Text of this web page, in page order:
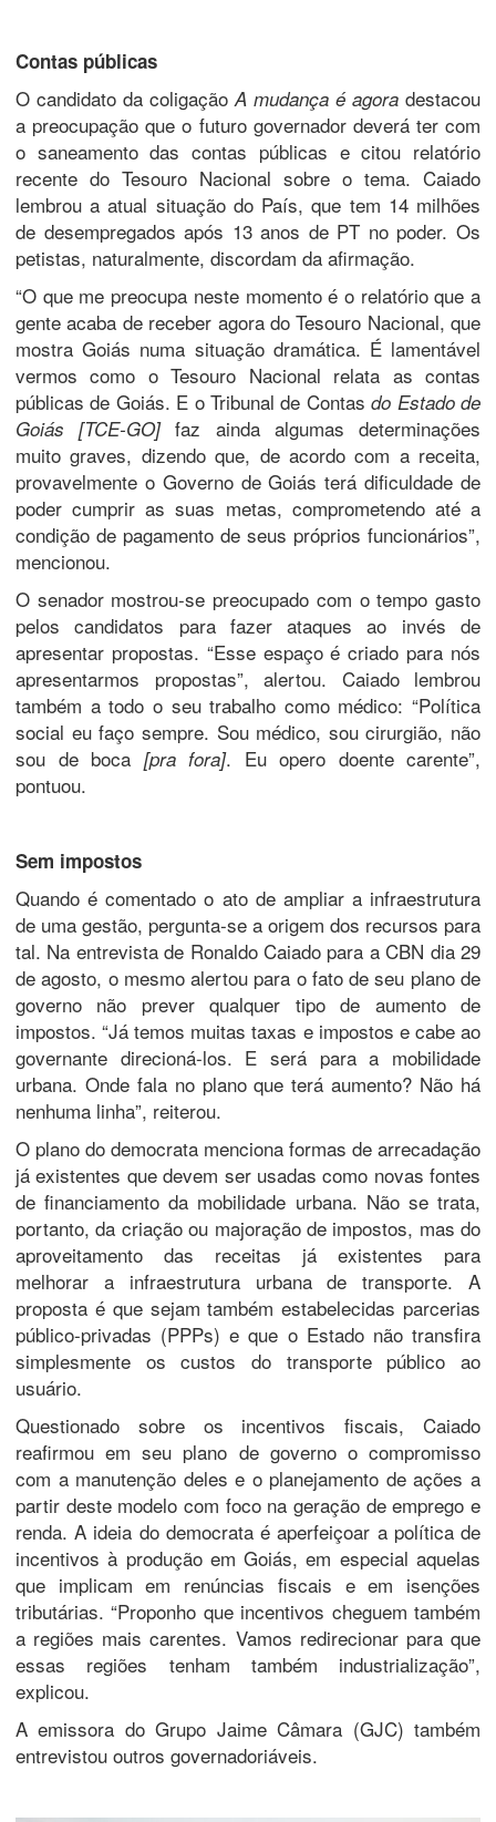
Contas públicas
O candidato da coligação A mudança é agora destacou
a preocupação que o futuro governador deverá ter com
o saneamento das contas públicas e citou relatório
recente do Tesouro Nacional sobre o tema. Caiado
lembrou a atual situação do País, que tem 14 milhões
de desempregados após 13 anos de PT no poder. Os
petistas, naturalmente, discordam da afirmação.
“O que me preocupa neste momento é o relatório que a
gente acaba de receber agora do Tesouro Nacional, que
mostra Goiás numa situação dramática. É lamentável
vermos como o Tesouro Nacional relata as contas
públicas de Goiás. E o Tribunal de Contasdo Estado de
Goiás [TCE-GO]faz ainda algumas determinações
muito graves, dizendo que, de acordo com a receita,
provavelmente o Governo de Goiás terá dificuldade de
poder cumprir as suas metas, comprometendo até a
condição de pagamento de seus próprios funcionários”,
mencionou.
O senador mostrou-se preocupado com o tempo gasto
pelos candidatos para fazer ataques ao invés de
apresentar propostas. “Esse espaço é criado para nós
apresentarmos propostas”, alertou. Caiado lembrou
também a todo o seu trabalho como médico: “Política
social eu faço sempre. Sou médico, sou cirurgião, não
sou de boca [pra fora]. Eu opero doente carente”,
pontuou.
Sem impostos
Quando é comentado o ato de ampliar a infraestrutura
de uma gestão, pergunta-se a origem dos recursos para
tal. Na entrevista de Ronaldo Caiado para a CBN dia 29
de agosto, o mesmo alertou para o fato de seu plano de
governo não prever qualquer tipo de aumento de
impostos. “Já temos muitas taxas e impostos e cabe ao
governante direcioná-los. E será para a mobilidade
urbana. Onde fala no plano que terá aumento? Não há
nenhuma linha”, reiterou.
O plano do democrata menciona formas de arrecadação
já existentes que devem ser usadas como novas fontes
de financiamento da mobilidade urbana. Não se trata,
portanto, da criação ou majoração de impostos, mas do
aproveitamento das receitas já existentes para
melhorar a infraestrutura urbana de transporte. A
proposta é que sejam também estabelecidas parcerias
público-privadas (PPPs) e que o Estado não transfira
simplesmente os custos do transporte público ao
usuário.
Questionado sobre os incentivos fiscais, Caiado
reafirmou em seu plano de governo o compromisso
com a manutenção deles e o planejamento de ações a
partir deste modelo com foco na geração de emprego e
renda. A ideia do democrata é aperfeiçoar a política de
incentivos à produção em Goiás, em especial aquelas
que implicam em renúncias fiscais e em isenções
tributárias. “Proponho que incentivos cheguem também
a regiões mais carentes. Vamos redirecionar para que
essas regiões tenham também industrialização”,
explicou.
A emissora do Grupo Jaime Câmara (GJC) também
entrevistou outros governadoriáveis.